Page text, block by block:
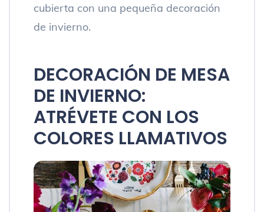
cubierta con una pequeña decoración
de invierno.
DECORACIÓN DE MESA
DE INVIERNO:
ATRÉVETE CON LOS
COLORES LLAMATIVOS